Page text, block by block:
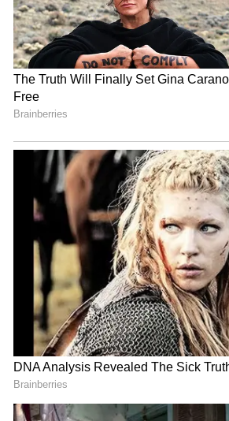
ప్రతి రంగాన్ని ఈ పదేళ్ల కాలంలో సమస్యలు
దాని సంస్థలపై విశ్వాసం కోల్పోకూడదని
ప్రభుత్వం ఆలస్యం చేసిందని ఆమె
అందుకే శ్వేతపత్రం ఆలస్యం అయింది ”అని
దేశం ఎక్కడ ఉంది, ఇప్పుడు ఎక్కడ ఉందో